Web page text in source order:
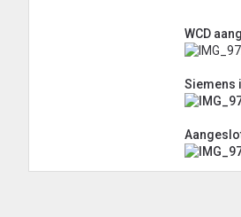
WCD
Siemens